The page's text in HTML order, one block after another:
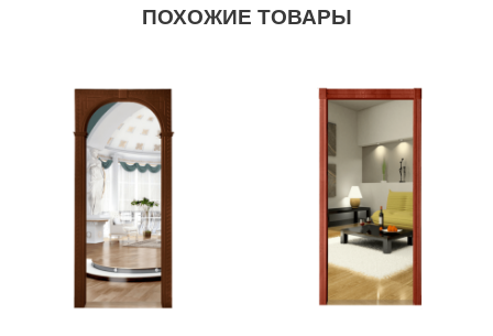
ПОХОЖИЕ ТОВАРЫ